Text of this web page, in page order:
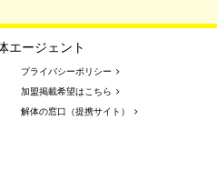
エージェント
プライバシーポリシー
加盟掲載希望はこちら
解体の窓口（提携サイト）